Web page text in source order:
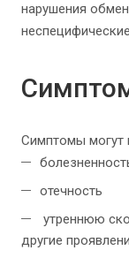
нарушения
Симптомы могут
отечность
утреннюю
другие